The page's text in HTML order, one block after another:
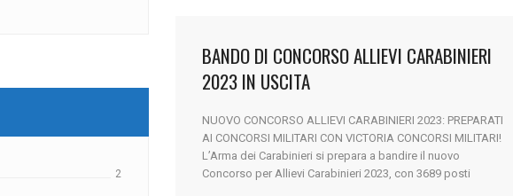
2
BANDO DI CONCORSO ALLIEVI CARABINIERI
2023 IN USCITA
NUOVO CONCORSO ALLIEVI CARABINIERI 2023: PREPARATI
AI CONCORSI MILITARI CON VICTORIA CONCORSI MILITARI!
L’Arma dei Carabinieri si prepara a bandire il nuovo
Concorso per Allievi Carabinieri 2023, con 3689 posti